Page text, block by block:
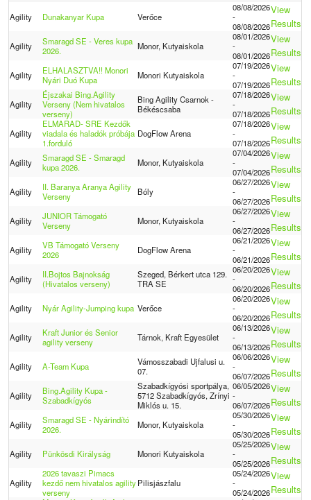
Agility Dunakanyar Kupa Verőce
08/08/2026
-
08/08/2026
View
Results
Agility
Smaragd SE - Veres kupa
2026.
Monor, Kutyaiskola
08/01/2026
-
08/01/2026
View
Results
Agility
ELHALASZTVA!! Monori
Nyári Duó Kupa
Monori Kutyaiskola
07/19/2026
-
07/19/2026
View
Results
Agility
Éjszakai Bing.Agility
Verseny (Nem hivatalos
verseny)
Bing Agility Csarnok -
Békéscsaba
07/18/2026
-
07/18/2026
View
Results
Agility
ELMARAD- SRE Kezdők
viadala és haladók próbája
1.forduló
DogFlow Arena
07/18/2026
-
07/18/2026
View
Results
Agility
Smaragd SE - Smaragd
kupa 2026.
Monor, Kutyaiskola
07/04/2026
-
07/04/2026
View
Results
Agility
II. Baranya Aranya Agility
Verseny
Bóly
06/27/2026
-
06/27/2026
View
Results
Agility
JUNIOR Támogató
Verseny
Monor, Kutyaiskola
06/27/2026
-
06/27/2026
View
Results
Agility
VB Támogató Verseny
2026
DogFlow Arena
06/21/2026
-
06/21/2026
View
Results
Agility
II.Bojtos Bajnokság
(Hivatalos verseny)
Szeged, Bérkert utca 129.
TRA SE
06/20/2026
-
06/20/2026
View
Results
Agility Nyár Agility-Jumping kupa Verőce
06/20/2026
-
06/20/2026
View
Results
Agility
Kraft Junior és Senior
agility verseny
Tárnok, Kraft Egyesület
06/13/2026
-
06/13/2026
View
Results
Agility A-Team Kupa
Vámosszabadi Ujfalusi u.
07.
06/06/2026
-
06/07/2026
View
Results
Agility
Bing.Agility Kupa -
Szabadkígyós
Szabadkígyósi sportpálya,
5712 Szabadkígyós, Zrínyi
Miklós u. 15.
06/05/2026
-
06/07/2026
View
Results
Agility
Smaragd SE - Nyárindító
2026.
Monor, Kutyaiskola
05/30/2026
-
05/30/2026
View
Results
Agility Pünkösdi Királyság Monori Kutyaiskola
05/25/2026
-
05/25/2026
View
Results
Agility
2026 tavaszi Pimacs
kezdő nem hivatalos agility
verseny
Pilisjászfalu
05/24/2026
-
05/24/2026
View
Results